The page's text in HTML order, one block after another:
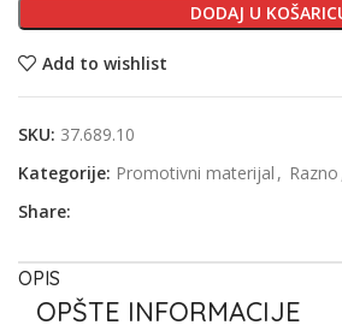
DODAJ U
Add to wishlist
SKU: 37.689.10
Kategorije: Promotivni materijal , Razno
Share:
OPIS
OPŠTE INFORMACIJE